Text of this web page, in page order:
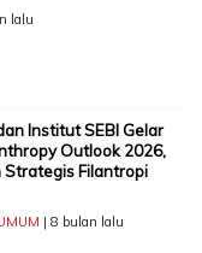
lalu
Institut SEBI Gelar
Outlook 2026,
Strategis Filantropi
| 8 bulan lalu